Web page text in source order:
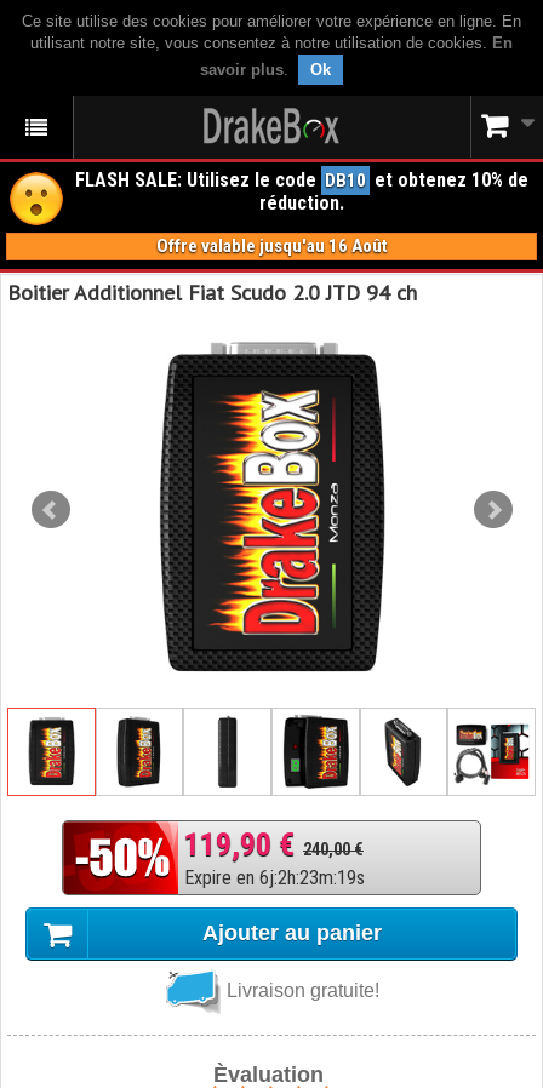
Ce site utilise des cookies pour améliorer votre expérience en ligne. En
utilisant notre site, vous consentez à notre utilisation de cookies. En
savoir plus. Ok
FLASH SALE: Utilisez le code DB10 et obtenez 10% de
réduction.
Offre valable jusqu'au 16 Août
Boitier Additionnel Fiat Scudo 2.0 JTD 94 ch
119,90 € 240,00 €
Expire en 6j:2h:23m:18s
Ajouter au panier
Livraison gratuite!
Èvaluation